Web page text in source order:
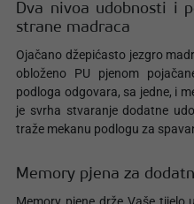
Dva nivoa udobnosti i
strane madraca
Ojačano džepićasto jezgro
obloženo PU pjenom
podloga odgovara, sa jedne, i
je svrha stvaranje dodatne
traže mekanu podlogu za
Memory pjena za